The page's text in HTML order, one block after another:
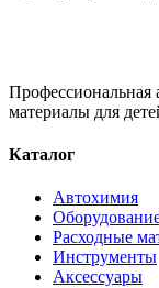
Профессиональная
материалы для
Каталог
Автохимия
Расходные
Инструменты
Аксессуары